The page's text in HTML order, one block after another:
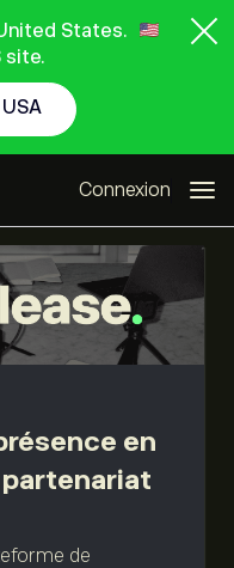
States.
site.
Connexion
en
partenariat
de